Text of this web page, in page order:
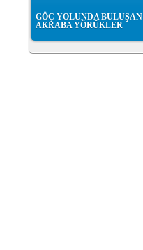
GÖÇ YOLUNDA BULUŞAN
AKRABA YÖRÜKLER